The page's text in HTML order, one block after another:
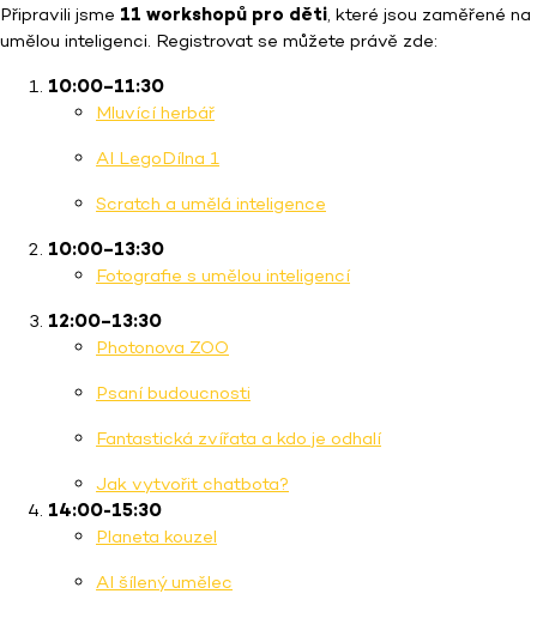
Připravili jsme 11 workshopů pro děti , které jsou zaměřené na
umělou inteligenci. Registrovat se můžete právě zde:
10:00–11:30
Mluvící herbář
AI LegoDílna 1
Scratch a umělá inteligence
10:00–13:30
Fotografie s umělou inteligencí
12:00–13:30
Photonova ZOO
Psaní budoucnosti
Fantastická zvířata a kdo je odhalí
Jak vytvořit chatbota?
14:00-15:30
Planeta kouzel
AI šílený umělec